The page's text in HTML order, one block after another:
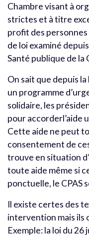
Chambre visant à
strictes et à titre
profit des
de loi examiné
Santé publique de la
On sait que depuis
un programme
solidaire, les
pour accorderl’aide
Cette aide ne peut
consentement de
trouve en situation
toute aide même si
ponctuelle, le CPAS
Il existe certes des
intervention mais ils
Exemple: la loi du